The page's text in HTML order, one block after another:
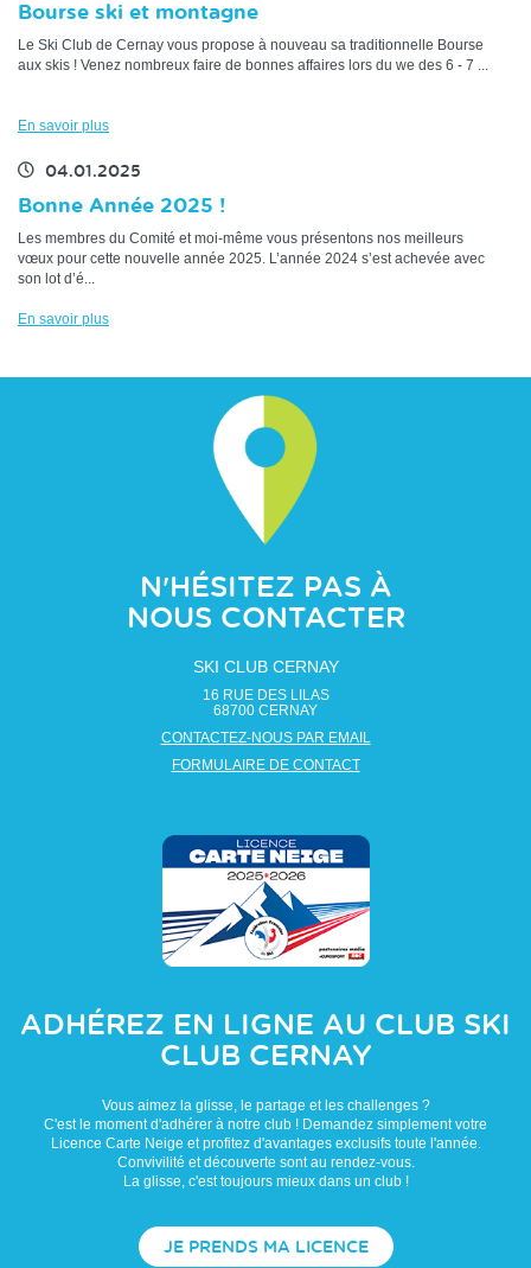
Bourse ski et montagne
Le Ski Club de Cernay vous propose à nouveau sa traditionnelle Bourse
aux skis ! Venez nombreux faire de bonnes affaires lors du we des 6 - 7 ...
En savoir plus
04.01.2025
Bonne Année 2025 !
Les membres du Comité et moi-même vous présentons nos meilleurs
vœux pour cette nouvelle année 2025. L’année 2024 s’est achevée avec
son lot d’é...
En savoir plus
N'HÉSITEZ PAS À
NOUS CONTACTER
SKI CLUB CERNAY
16 RUE DES LILAS
68700 CERNAY
CONTACTEZ-NOUS PAR EMAIL
FORMULAIRE DE CONTACT
ADHÉREZ EN LIGNE AU CLUB SKI
CLUB CERNAY
Vous aimez la glisse, le partage et les challenges ?
C'est le moment d'adhérer à notre club ! Demandez simplement votre
Licence Carte Neige et profitez d'avantages exclusifs toute l'année.
Convivilité et découverte sont au rendez-vous.
La glisse, c'est toujours mieux dans un club !
JE PRENDS MA LICENCE